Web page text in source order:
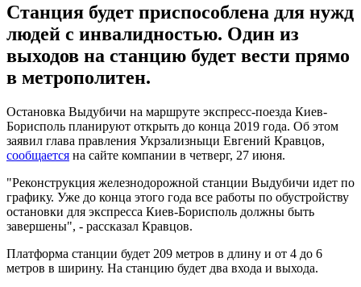
Станция будет приспособлена для нужд
людей с инвалидностью. Один из
выходов на станцию будет вести прямо
в метрополитен.
Остановка Выдубичи на маршруте экспресс-поезда Киев-
Борисполь планируют открыть до конца 2019 года. Об этом
заявил глава правления Укрзализныци Евгений Кравцов,
сообщается на сайте компании в четверг, 27 июня.
"Реконструкция железнодорожной станции Выдубичи идет по
графику. Уже до конца этого года все работы по обустройству
остановки для экспресса Киев-Борисполь должны быть
завершены", - рассказал Кравцов.
Платформа станции будет 209 метров в длину и от 4 до 6
метров в ширину. На станцию будет два входа и выхода.